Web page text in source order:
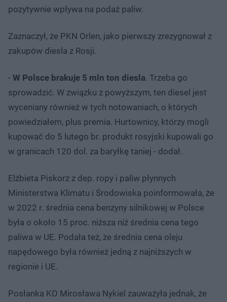
pozytywnie wpływa na podaż paliw.
Zaznaczył, że PKN Orlen, jako pierwszy zrezygnował z
zakupów diesla z Rosji.
- W Polsce brakuje 5 mln ton diesla. Trzeba go
sprowadzić. W związku z powyższym, ten diesel jest
wyceniany również w tych notowaniach, o których
powiedziałem, plus premia. Hurtownicy, którzy mogli
kupować do 5 lutego br. produkt rosyjski kupowali go
w granicach 120 dol. za baryłkę taniej - dodał.
Elżbieta Piskorz z dep. ropy i paliw płynnych
Ministerstwa Klimatu i Środowiska poinformowała, że
w 2022 r. średnia cena benzyny silnikowej w Polsce
była o około 15 proc. niższa niż średnia cena tego
paliwa w UE. Podała też, że średnia cena oleju
napędowego była również jedną z najniższych w
regionie i UE.
Posłanka KO Mirosława Nykiel zauważyła jednak, że